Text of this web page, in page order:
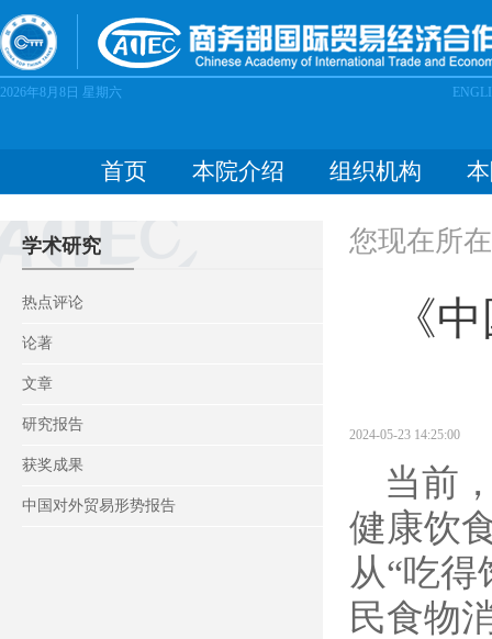
2026年8月8日 星期六
首页 本院介绍 组织机构
学术研究
热点评论
论著
文章
研究报告
获奖成果
中国对外贸易形势报告
您现在所
《
2024-05-23 14:25:00
当前
健康饮
从“吃
民食物